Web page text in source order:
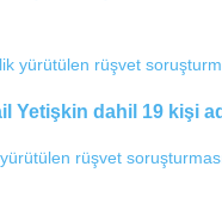
Yetişkin dahil 19 kişi
rüşvet